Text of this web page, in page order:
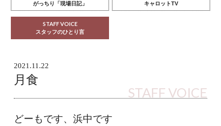
がっちり「現場日記」 キャロットTV
STAFF VOICE
スタッフのひとり言
2021.11.22
月食
STAFF VOICE
どーもです、浜中です